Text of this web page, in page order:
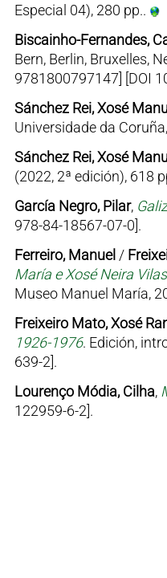
Especial 04), 280 pp..
Biscainho-Fernandes,
Bern, Berlin, Bruxelles,
9781800797147] [DOI
Sánchez Rei, Xosé
Universidade da
Sánchez Rei, Xosé
(2022, 2ª edición), 618
García Negro, Pilar,
978-84-18567-07-0].
Ferreiro, Manuel /
María e Xosé Neira
Museo Manuel María,
Freixeiro Mato, Xosé
1926-1976. Edición,
639-2].
Lourenço Módia, Cilha,
122959-6-2].